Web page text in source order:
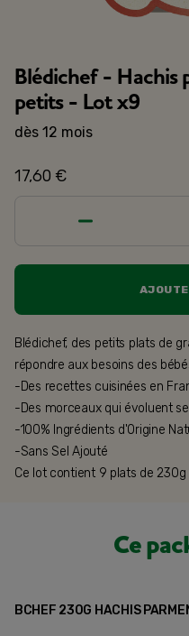
Blédichef - Hachis
petits - Lot x9
dès 12 mois
17,60 €
Blédichef, des petits plats de
répondre aux besoins des
-Des recettes cuisinées en
-Des morceaux qui évoluent
-100% Ingrédients d'Origine
-Sans Sel Ajouté
Ce lot contient 9 plats de 230g
Ce
BCHEF 230G HACHIS